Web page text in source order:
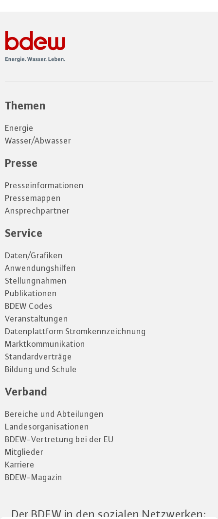
Themen
Energie
Wasser/Abwasser
Presse
Presseinformationen
Pressemappen
Ansprechpartner
Service
Daten/Grafiken
Anwendungshilfen
Stellungnahmen
Publikationen
BDEW Codes
Veranstaltungen
Datenplattform Stromkennzeichnung
Marktkommunikation
Standardverträge
Bildung und Schule
Verband
Bereiche und Abteilungen
Landesorganisationen
BDEW-Vertretung bei der EU
Mitglieder
Karriere
BDEW-Magazin
Der BDEW in den sozialen Netzwerken: